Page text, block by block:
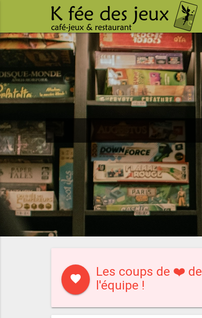
favorite
Les coups de ❤️ de
l'équipe !